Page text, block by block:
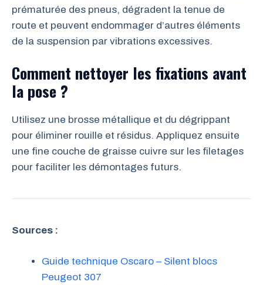
prématurée des pneus, dégradent la tenue de
route et peuvent endommager d’autres éléments
de la suspension par vibrations excessives.
Comment nettoyer les fixations avant
la pose ?
Utilisez une brosse métallique et du dégrippant
pour éliminer rouille et résidus. Appliquez ensuite
une fine couche de graisse cuivre sur les filetages
pour faciliter les démontages futurs.
Sources :
Guide technique Oscaro – Silent blocs
Peugeot 307